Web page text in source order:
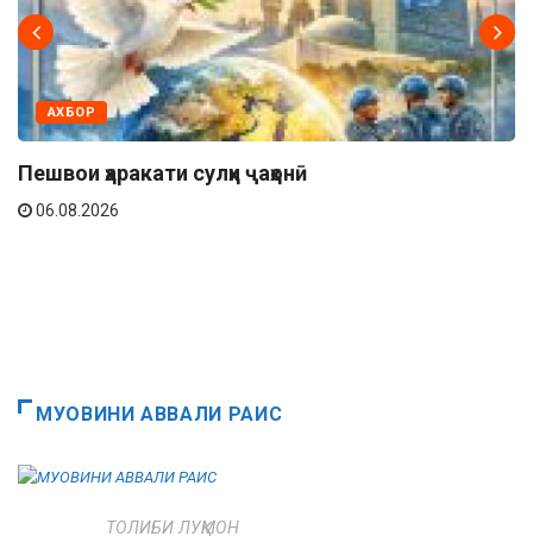
АХБОР
Пешвои ҳаракати сулҳи ҷаҳонӣ
06.08.2026
МУОВИНИ АВВАЛИ РАИС
ТОЛИБИ ЛУҚМОН